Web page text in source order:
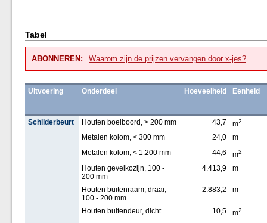
Tabel
ABONNEREN: Waarom zijn de prijzen vervangen door x-jes?
Uitvoering Onderdeel Hoeveelheid Eenheid
Schilderbeurt Houten boeiboord, > 200 mm 43,7 m2
Metalen kolom, < 300 mm 24,0
m
Metalen kolom, < 1.200 mm
44,6 m2
Houten gevelkozijn, 100 -
200 mm
4.413,9 m
Houten buitenraam, draai,
100 - 200 mm
2.883,2 m
Houten buitendeur, dicht 10,5 m2